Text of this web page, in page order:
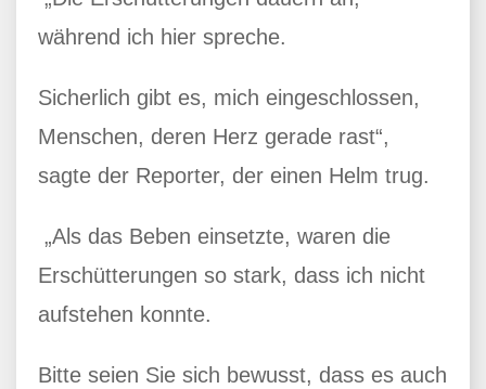
während ich hier spreche.
Sicherlich gibt es, mich eingeschlossen,
Menschen, deren Herz gerade rast“,
sagte der Reporter, der einen Helm trug.
„Als das Beben einsetzte, waren die
Erschütterungen so stark, dass ich nicht
aufstehen konnte.
Bitte seien Sie sich bewusst, dass es auch